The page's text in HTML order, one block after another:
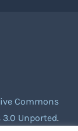
Commons
Unported.